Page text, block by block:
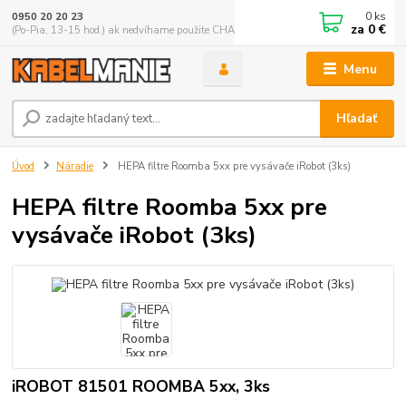
Menu
Hľadať
0950 20 20 23
(Po-Pia, 13-15 hod.) ak nedvíhame použite CHATBOX
0 ks
za 0 €
Úvod Náradie HEPA filtre Roomba 5xx pre vysávače iRobot (3ks)
HEPA filtre Roomba 5xx pre
vysávače iRobot (3ks)
iROBOT 81501 ROOMBA 5xx, 3ks